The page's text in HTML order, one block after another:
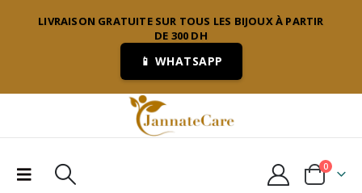
LIVRAISON GRATUITE SUR TOUS LES BIJOUX À PARTIR
DE 300 DH
📱 WHATSAPP
0